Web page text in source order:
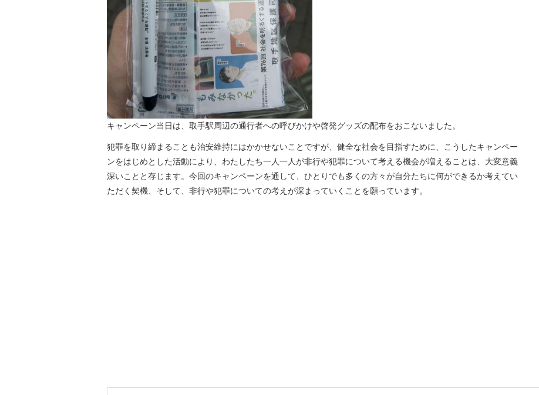
キャンペーン当日は、取手駅周辺の通行者への呼びかけや啓発グッズの配布をおこないました。
犯罪を取り締まることも治安維持にはかかせないことですが、健全な社会を目指すために、こうしたキャンペー
ンをはじめとした活動により、わたしたち一人一人が非行や犯罪について考える機会が増えることは、大変意義
深いことと存じます。今回のキャンペーンを通して、ひとりでも多くの方々が自分たちに何ができるか考えてい
ただく契機、そして、非行や犯罪についての考えが深まっていくことを願っています。